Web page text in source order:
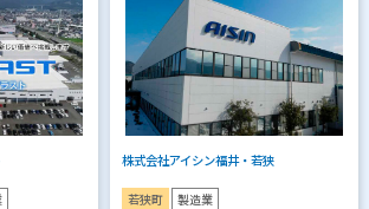
株式会社アイシン福井・若狭
若狭町 製造業